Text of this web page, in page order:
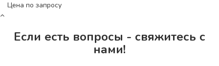
Цена по запросу
Если есть вопросы - свяжитесь с
нами!